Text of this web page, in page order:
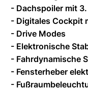
- Dachspoiler mit
- Digitales Cockpit
- Drive Modes
- Elektronische
- Fahrdynamische
- Fensterheber
-